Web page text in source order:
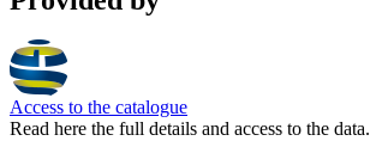
Access to the catalogue
Read here the full details and access to the data.